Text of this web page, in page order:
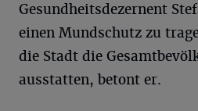
Gesundheitsdezernent
einen Mundschutz zu
die Stadt die
ausstatten, betont er.